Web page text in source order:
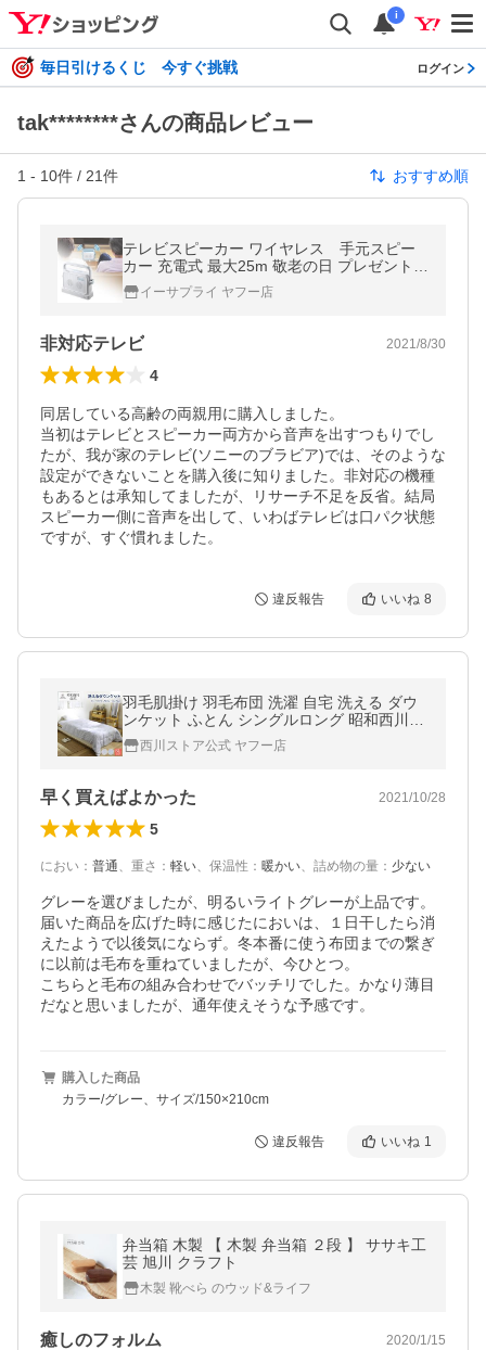
i
毎日引けるくじ 今すぐ挑戦 ログイン
tak********さんの商品レビュー
1 - 10件 / 21件 おすすめ順
テレビスピーカー ワイヤレス 手元スピー
カー 充電式 最大25m 敬老の日 プレゼント T
Vスピーカー EZ4-SP064W
イーサプライ ヤフー店
非対応テレビ 2021/8/30
4
同居している高齢の両親用に購入しました。
当初はテレビとスピーカー両方から音声を出すつもりでし
たが、我が家のテレビ(ソニーのブラビア)では、そのような
設定ができないことを購入後に知りました。非対応の機種
もあるとは承知してましたが、リサーチ不足を反省。結局
スピーカー側に音声を出して、いわばテレビは口パク状態
ですが、すぐ慣れました。
違反報告 いいね 8
羽毛肌掛け 羽毛布団 洗濯 自宅 洗える ダウ
ンケット ふとん シングルロング 昭和西川公
式 ダウン ダック 50% サイズ 150×210ｃｍ
重量 0.25kg SL AZ8310
西川ストア公式 ヤフー店
早く買えばよかった 2021/10/28
5
におい ： 普通、 重さ ： 軽い、 保温性 ： 暖かい、 詰め物の量 ： 少ない
グレーを選びましたが、明るいライトグレーが上品です。
届いた商品を広げた時に感じたにおいは、１日干したら消
えたようで以後気にならず。冬本番に使う布団までの繋ぎ
に以前は毛布を重ねていましたが、今ひとつ。
こちらと毛布の組み合わせでバッチリでした。かなり薄目
だなと思いましたが、通年使えそうな予感です。
購入した商品
カラー/グレー、サイズ/150×210cm
違反報告 いいね 1
弁当箱 木製 【 木製 弁当箱 ２段 】 ササキ工
芸 旭川 クラフト
木製 靴べら のウッド&ライフ
癒しのフォルム 2020/1/15